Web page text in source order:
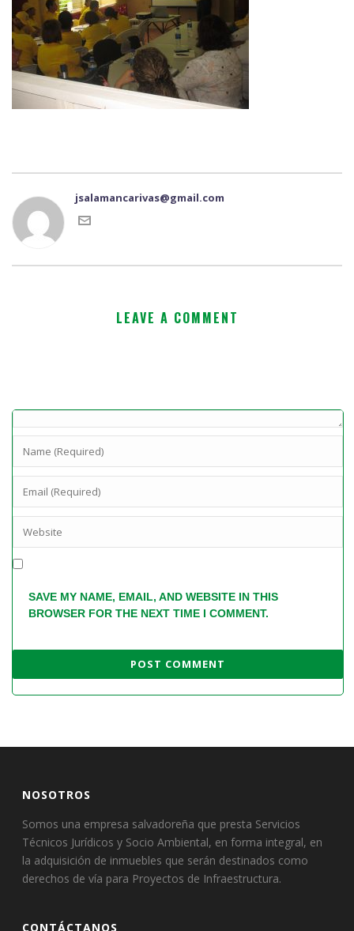
jsalamancarivas@gmail.com
LEAVE A COMMENT
SAVE MY NAME, EMAIL, AND WEBSITE IN THIS
BROWSER FOR THE NEXT TIME I COMMENT.
NOSOTROS
Somos una empresa salvadoreña que presta Servicios
Técnicos Jurídicos y Socio Ambiental, en forma integral, en
la adquisición de inmuebles que serán destinados como
derechos de vía para Proyectos de Infraestructura.
CONTÁCTANOS